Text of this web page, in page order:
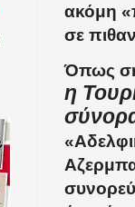
ακόμη
σε
Όπως
η